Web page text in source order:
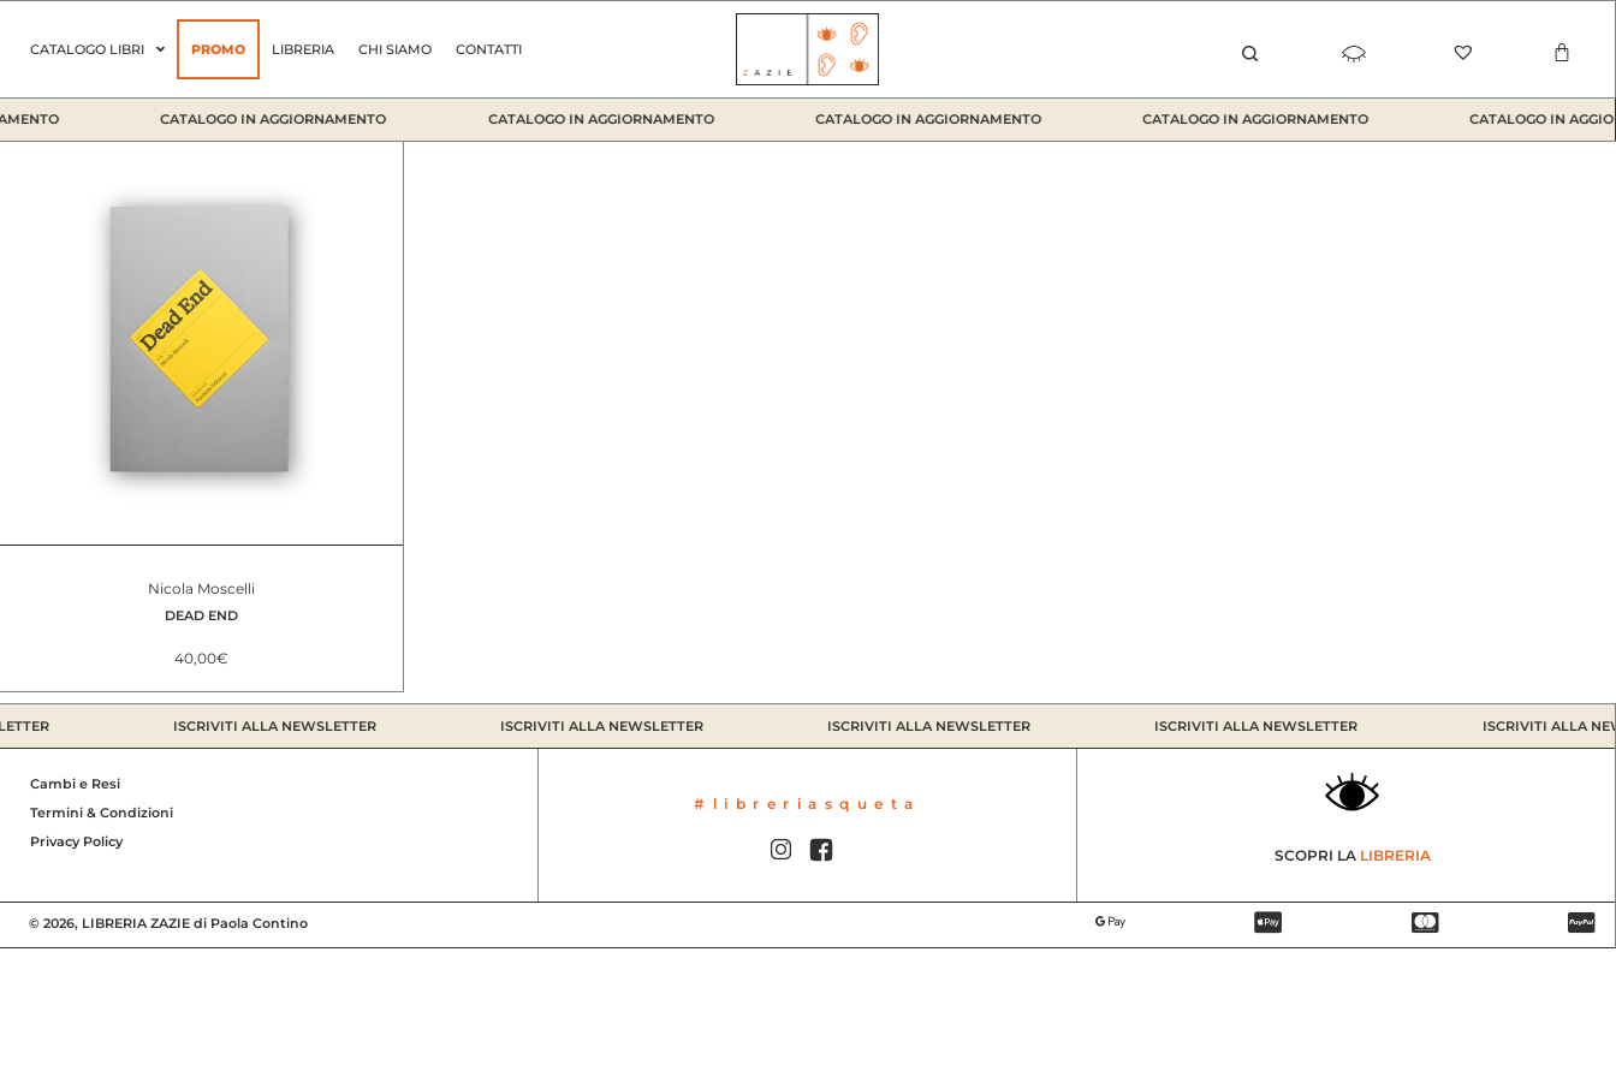
contenuto
CATALOGO LIBRI PROMO LIBRERIA CHI SIAMO CONTATTI
CATALOGO IN AGGIORNAMENTO CATALOGO IN AGGIORNAMENTO CATALOGO IN AGGIORNAMENTO CATALOGO IN AGGIORNAMENTO CATALOGO IN
Nicola Moscelli
DEAD END
40,00€
ISCRIVITI ALLA NEWSLETTER ISCRIVITI ALLA NEWSLETTER ISCRIVITI ALLA NEWSLETTER ISCRIVITI ALLA NEWSLETTER ISCRIVITI ALLA
Cambi e Resi
Termini & Condizioni
Privacy Policy
#libreriasqueta
SCOPRI LA LIBRERIA
© 2026, LIBRERIA ZAZIE di Paola Contino